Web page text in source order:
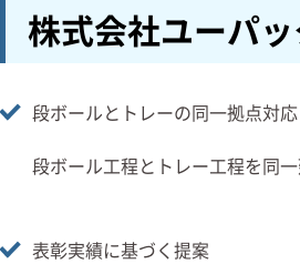
株式会社ユーパ
段ボールとトレーの同一拠点対応
段ボール工程とトレー工程を同
表彰実績に基づく提案